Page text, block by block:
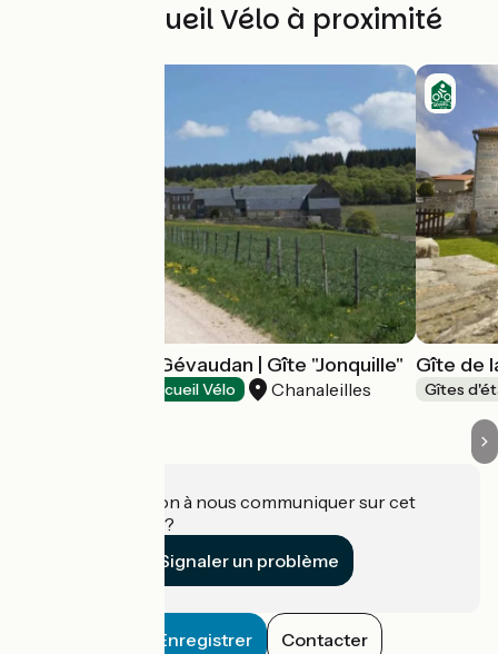
Autres Accueil Vélo à proximité
Le Sauvage en Gévaudan | Gîte "Jonquille"
Accueil Vélo Chanaleilles
Gîte de
Gîtes
Une information à nous communiquer sur cet
établissement ?
Signaler un problème
Enregistrer Contacter